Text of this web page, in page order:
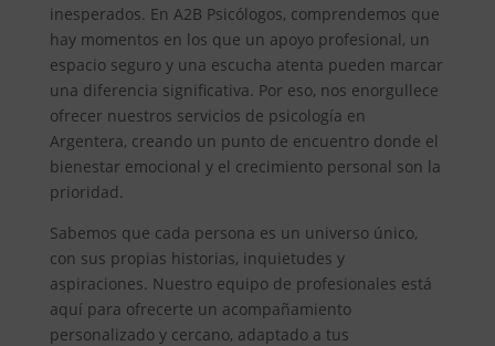
inesperados. En A2B Psicólogos, comprendemos que
hay momentos en los que un apoyo profesional, un
espacio seguro y una escucha atenta pueden marcar
una diferencia significativa. Por eso, nos enorgullece
ofrecer nuestros servicios de psicología en
Argentera, creando un punto de encuentro donde el
bienestar emocional y el crecimiento personal son la
prioridad.
Sabemos que cada persona es un universo único,
con sus propias historias, inquietudes y
aspiraciones. Nuestro equipo de profesionales está
aquí para ofrecerte un acompañamiento
personalizado y cercano, adaptado a tus